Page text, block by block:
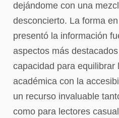
dejándome con una
desconcierto. La forma
presentó la información
aspectos más
capacidad para equilibrar
académica con la
un recurso invaluable
como para lectores